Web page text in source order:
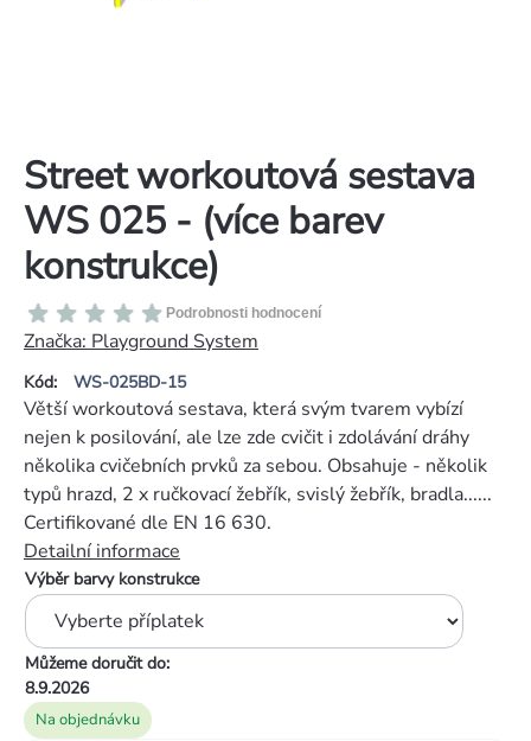
Street workoutová sestava
WS 025 - (více barev
konstrukce)
Kód: WS-025BD-15
Průměrné
hodnocení
produktu
je
0,0
5
hvězdiček.
Podrobnosti hodnocení
Značka: Playground System
Na objednávku
Výběr barvy konstrukce
Můžeme doručit do:
8.9.2026
Větší workoutová sestava, která svým tvarem vybízí
nejen k posilování, ale lze zde cvičit i zdolávání dráhy
několika cvičebních prvků za sebou. Obsahuje - několik
typů hrazd, 2 x ručkovací žebřík, svislý žebřík, bradla......
Certifikované dle EN 16 630.
Detailní informace